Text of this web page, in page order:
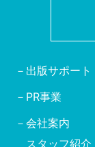
出版サポート
PR事業
会社案内
スタッフ紹介